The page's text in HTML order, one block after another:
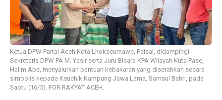
Ketua DPW Partai Aceh Kota Lhokseumawe, Faisal, didampingi
Sekretaris DPW PA M. Yasir serta Juru Bicara KPA Wilayah Kuta Pase,
Halim Abe, menyalurkan bantuan kebakaran yang diserahkan secara
simbolis kepada Keuchik Kampung Jawa Lama, Samsul Bahri, pada
Sabtu (16/5). FOR RAKYAT ACEH.